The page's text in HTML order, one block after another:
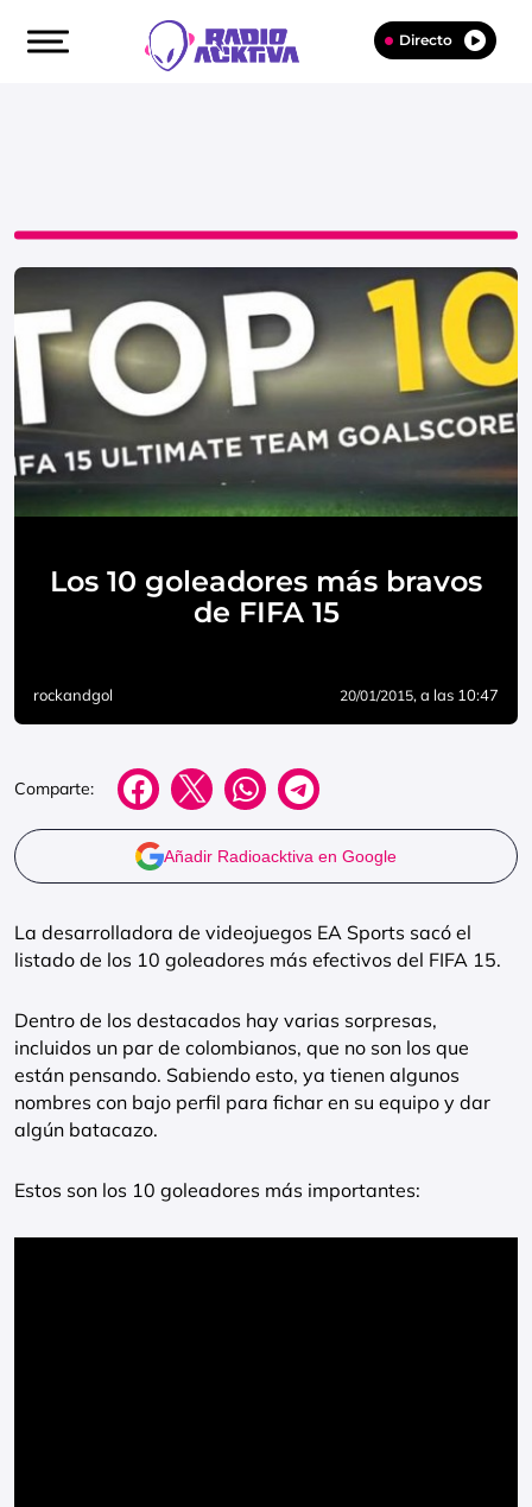
Directo
Los 10 goleadores más bravos
de FIFA 15
rockandgol 20/01/2015, a las 10:47
Comparte:
Añadir Radioacktiva en Google
La desarrolladora de videojuegos EA Sports sacó el
listado de los 10 goleadores más efectivos del FIFA 15.
Dentro de los destacados hay varias sorpresas,
incluidos un par de colombianos, que no son los que
están pensando. Sabiendo esto, ya tienen algunos
nombres con bajo perfil para fichar en su equipo y dar
algún batacazo.
Estos son los 10 goleadores más importantes: